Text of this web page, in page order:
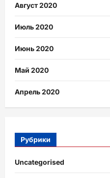
Август 2020
Июль 2020
Июнь 2020
Май 2020
Апрель 2020
Рубрики
Uncategorised